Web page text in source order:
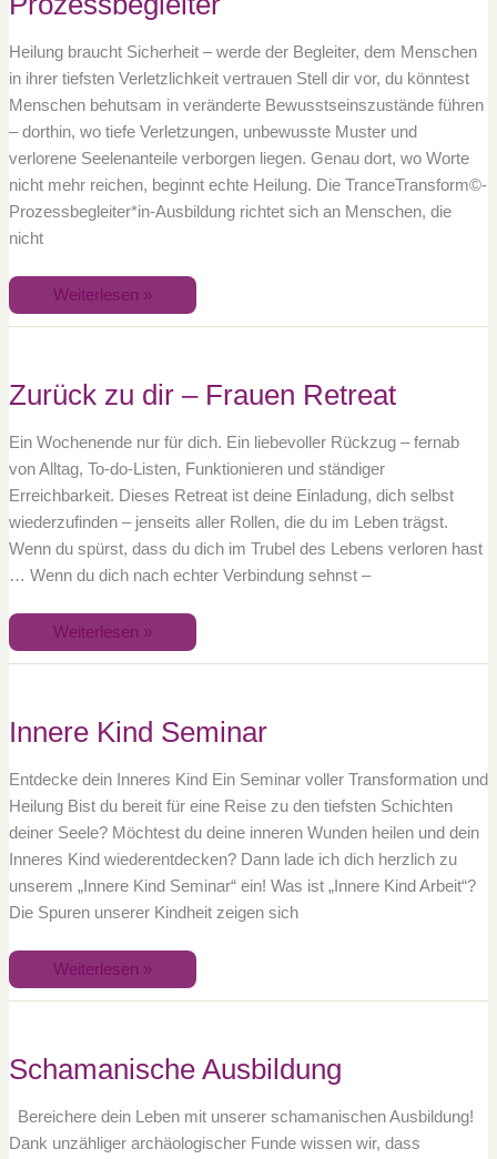
Heilung braucht Sicherheit – werde der Begleiter, dem Menschen
in ihrer tiefsten Verletzlichkeit vertrauen Stell dir vor, du könntest
Menschen behutsam in veränderte Bewusstseinszustände führen
– dorthin, wo tiefe Verletzungen, unbewusste Muster und
verlorene Seelenanteile verborgen liegen. Genau dort, wo Worte
nicht mehr reichen, beginnt echte Heilung. Die TranceTransform©-
Prozessbegleiter*in-Ausbildung richtet sich an Menschen, die
nicht
Weiterlesen »
Zurück zu dir – Frauen Retreat
Ein Wochenende nur für dich. Ein liebevoller Rückzug – fernab
von Alltag, To-do-Listen, Funktionieren und ständiger
Erreichbarkeit. Dieses Retreat ist deine Einladung, dich selbst
wiederzufinden – jenseits aller Rollen, die du im Leben trägst.
Wenn du spürst, dass du dich im Trubel des Lebens verloren hast
… Wenn du dich nach echter Verbindung sehnst –
–
Frauen
Weiterlesen »
Innere Kind Seminar
Entdecke dein Inneres Kind Ein Seminar voller Transformation und
Heilung Bist du bereit für eine Reise zu den tiefsten Schichten
deiner Seele? Möchtest du deine inneren Wunden heilen und dein
Inneres Kind wiederentdecken? Dann lade ich dich herzlich zu
unserem „Innere Kind Seminar“ ein! Was ist „Innere Kind Arbeit“?
Die Spuren unserer Kindheit zeigen sich
Weiterlesen »
Schamanische Ausbildung
Bereichere dein Leben mit unserer schamanischen Ausbildung!
Dank unzähliger archäologischer Funde wissen wir, dass